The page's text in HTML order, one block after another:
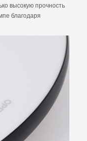
высокую прочность
благодаря